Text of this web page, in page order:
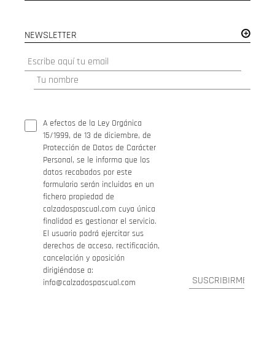
NEWSLETTER
A efectos de la Ley Orgánica
15/1999, de 13 de diciembre, de
Protección de Datos de Carácter
Personal, se le informa que los
datos recabados por este
formulario serán incluidos en un
fichero propiedad de
calzadospascual.com cuya única
finalidad es gestionar el servicio.
El usuario podrá ejercitar sus
derechos de acceso, rectificación,
cancelación y oposición
dirigiéndose a:
info@calzadospascual.com